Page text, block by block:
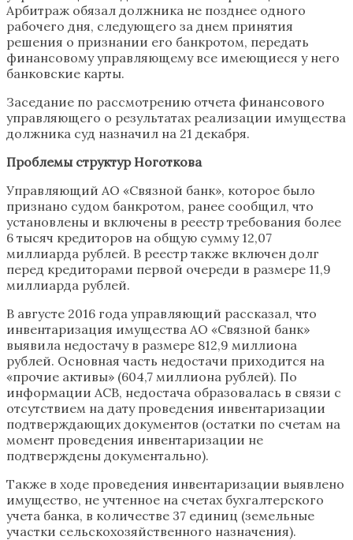
Арбитраж обязал должника не позднее одного
рабочего дня, следующего за днем принятия
решения о признании его банкротом, передать
финансовому управляющему все имеющиеся у него
банковские карты.
Заседание по рассмотрению отчета финансового
управляющего о результатах реализации имущества
должника суд назначил на 21 декабря.
Проблемы структур Ноготкова
Управляющий АО «Связной банк», которое было
признано судом банкротом, ранее сообщил, что
установлены и включены в реестр требования более
6 тысяч кредиторов на общую сумму 12,07
миллиарда рублей. В реестр также включен долг
перед кредиторами первой очереди в размере 11,9
миллиарда рублей.
В августе 2016 года управляющий рассказал, что
инвентаризация имущества АО «Связной банк»
выявила недостачу в размере 812,9 миллиона
рублей. Основная часть недостачи приходится на
«прочие активы» (604,7 миллиона рублей). По
информации АСВ, недостача образовалась в связи с
отсутствием на дату проведения инвентаризации
подтверждающих документов (остатки по счетам на
момент проведения инвентаризации не
подтверждены документально).
Также в ходе проведения инвентаризации выявлено
имущество, не учтенное на счетах бухгалтерского
учета банка, в количестве 37 единиц (земельные
участки сельскохозяйственного назначения).